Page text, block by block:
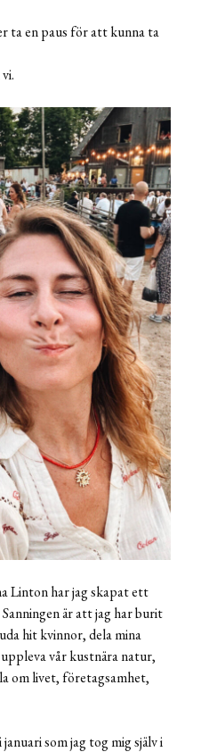
ta en paus för att kunna ta
Linton har jag skapat ett
är att jag har burit
hit kvinnor, dela mina
vår kustnära natur,
om livet, företagsamhet,
som jag tog mig själv i